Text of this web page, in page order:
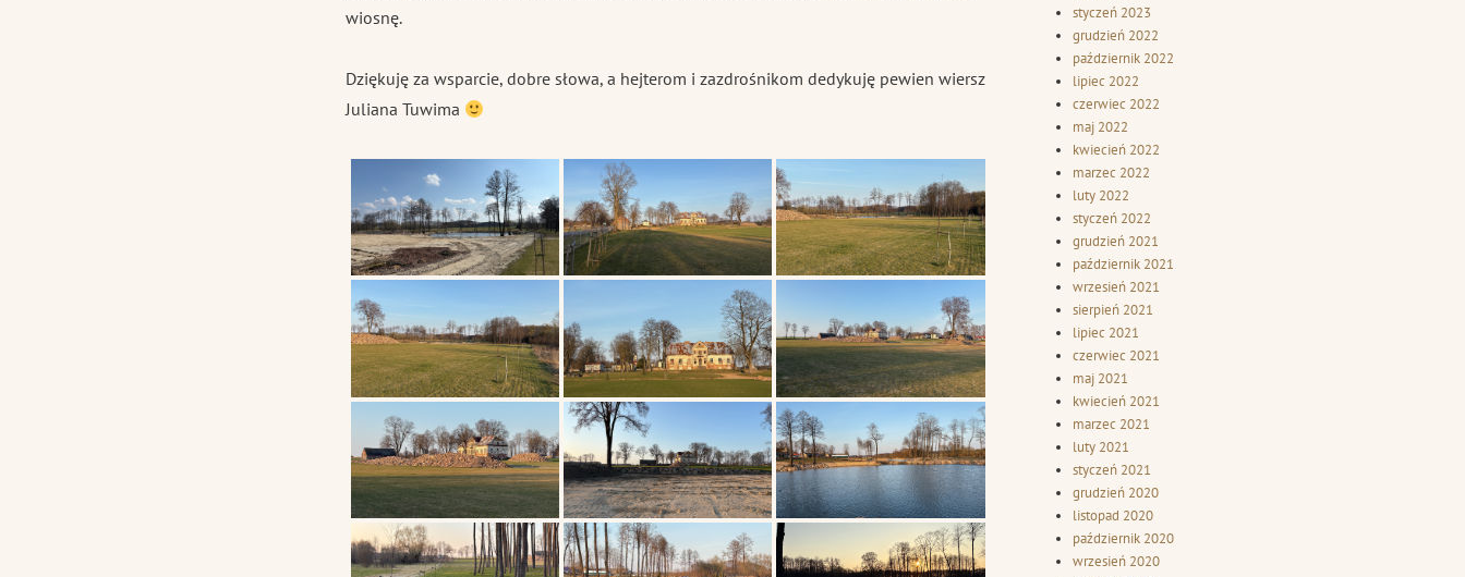
wiosnę.
Dziękuję za wsparcie, dobre słowa, a hejterom i zazdrośnikom dedykuję pewien wiersz
Juliana Tuwima
styczeń 2023
grudzień 2022
październik 2022
lipiec 2022
czerwiec 2022
maj 2022
kwiecień 2022
marzec 2022
luty 2022
styczeń 2022
grudzień 2021
październik 2021
wrzesień 2021
sierpień 2021
lipiec 2021
czerwiec 2021
maj 2021
kwiecień 2021
marzec 2021
luty 2021
styczeń 2021
grudzień 2020
listopad 2020
październik 2020
wrzesień 2020